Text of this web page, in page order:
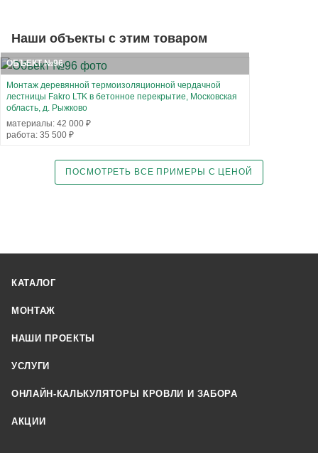
Наши объекты с этим товаром
ОБЪЕКТ №96
Монтаж деревянной термоизоляционной чердачной
лестницы Fakro LTK в бетонное перекрытие, Московская
область, д. Рыжково
материалы: 42 000 ₽
работа: 35 500 ₽
ПОСМОТРЕТЬ ВСЕ ПРИМЕРЫ С ЦЕНОЙ
КАТАЛОГ
МОНТАЖ
НАШИ ПРОЕКТЫ
УСЛУГИ
ОНЛАЙН-КАЛЬКУЛЯТОРЫ КРОВЛИ И ЗАБОРА
АКЦИИ